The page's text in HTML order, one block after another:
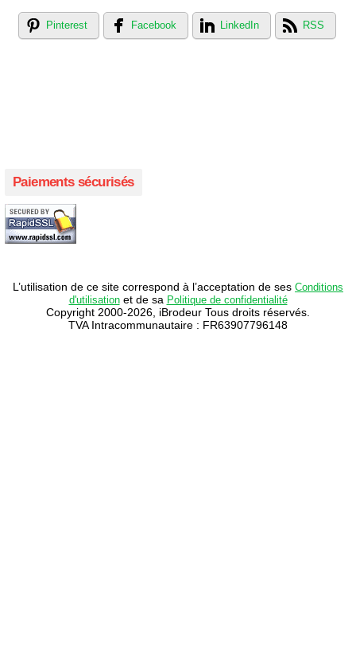
Pinterest Facebook LinkedIn RSS
Paiements sécurisés
L’utilisation de ce site correspond à l’acceptation de ses Conditions
d'utilisationet de sa Politique de confidentialité
Copyright 2000-2026, iBrodeur Tous droits réservés.
TVA Intracommunautaire : FR63907796148